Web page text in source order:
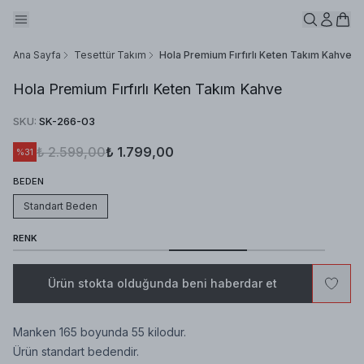
Ana Sayfa Tesettür Takım Hola Premium Fırfırlı Keten Takım Kahve
Hola Premium Fırfırlı Keten Takım Kahve
SKU: SK-266-03
%31 ₺ 2.599,00₺ 1.799,00
BEDEN
Standart Beden
RENK
Ürün stokta olduğunda beni haberdar et
Manken 165 boyunda 55 kilodur.
Ürün standart bedendir.